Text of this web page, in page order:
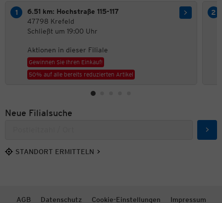
6.51 km: Hochstraße 115-117
47798 Krefeld
Schließt um 19:00 Uhr
Aktionen in dieser Filiale
Gewinnen Sie Ihren Einkauf!
50% auf alle bereits reduzierten Artikel
Neue Filialsuche
STANDORT ERMITTELN
AGB Datenschutz Cookie-Einstellungen Impressum